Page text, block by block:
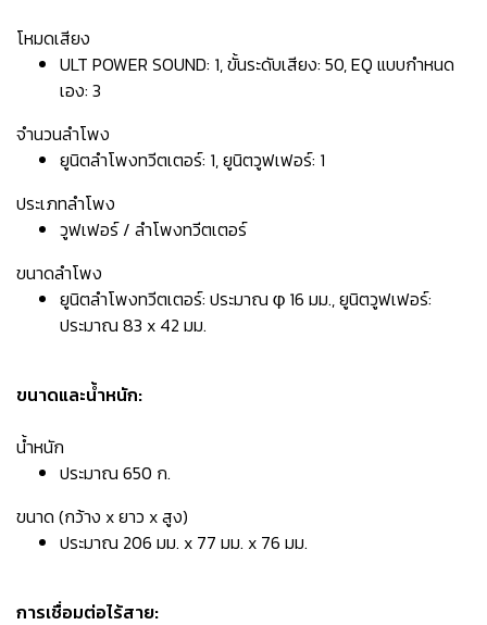
โหมดเสียง
ULT POWER SOUND: 1, ขั้นระดับเสียง: 50, EQ แบบกำหนด
เอง: 3
จำนวนลำโพง
ยูนิตลำโพงทวีตเตอร์: 1, ยูนิตวูฟเฟอร์: 1
ประเภทลำโพง
วูฟเฟอร์ / ลำโพงทวีตเตอร์
ขนาดลำโพง
ยูนิตลำโพงทวีตเตอร์: ประมาณ φ 16 มม., ยูนิตวูฟเฟอร์:
ประมาณ 83 x 42 มม.
ขนาดและน้ำหนัก:
น้ำหนัก
ประมาณ 650 ก.
ขนาด (กว้าง x ยาว x สูง)
ประมาณ 206 มม. x 77 มม. x 76 มม.
การเชื่อมต่อไร้สาย: